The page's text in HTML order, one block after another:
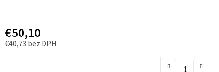
€50,10
€40,73 bez DPH